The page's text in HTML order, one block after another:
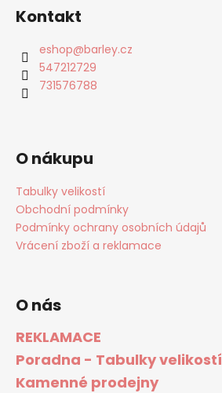
Kontakt
eshop@barley.cz
547212729
731576788
O nákupu
Tabulky velikostí
Obchodní podmínky
Podmínky ochrany osobních údajů
Vrácení zboží a reklamace
O nás
REKLAMACE
Poradna - Tabulky velikostí
Kamenné prodejny